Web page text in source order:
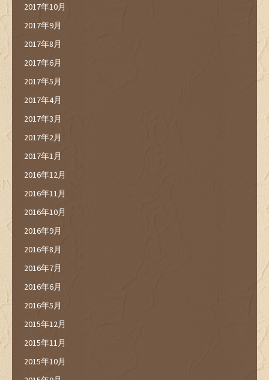
2017年10月
2017年9月
2017年8月
2017年6月
2017年5月
2017年4月
2017年3月
2017年2月
2017年1月
2016年12月
2016年11月
2016年10月
2016年9月
2016年8月
2016年7月
2016年6月
2016年5月
2015年12月
2015年11月
2015年10月